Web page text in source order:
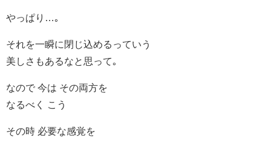
やっぱり…｡
それを一瞬に閉じ込めるっていう
美しさもあるなと思って｡
なので 今は その両方を
なるべく こう
その時 必要な感覚を